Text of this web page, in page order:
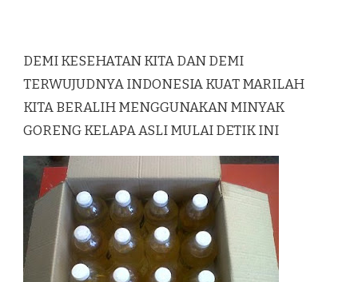
DEMI KESEHATAN KITA DAN DEMI
TERWUJUDNYA INDONESIA KUAT MARILAH
KITA BERALIH MENGGUNAKAN MINYAK
GORENG KELAPA ASLI MULAI DETIK INI